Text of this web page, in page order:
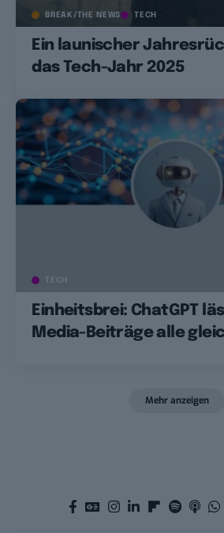
BREAK/THE NEWS TECH
Ein launischer
das Tech-Jahr 2025
TECH
Einheitsbrei: ChatGPT
Media-Beiträge alle
Mehr anzeigen